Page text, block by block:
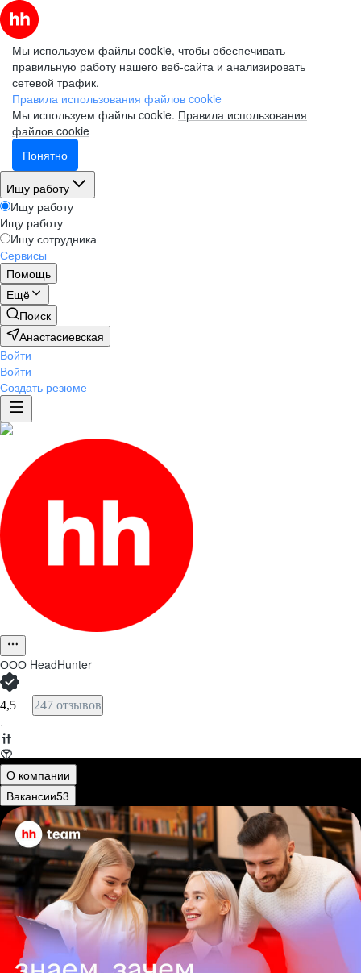
Мы используем файлы cookie, чтобы обеспечивать
правильную работу нашего веб-сайта и анализировать
сетевой трафик.
Правила использования файлов cookie
Мы используем файлы cookie. Правила использования
файлов cookie
Понятно
Ищу работу
Ищу работу
Ищу работу
Ищу сотрудника
Сервисы
Помощь
Ещё
Поиск
Анастасиевская
Войти
Войти
Создать резюме
ООО HeadHunter
4,5 247 отзывов
·
О компании
Вакансии53